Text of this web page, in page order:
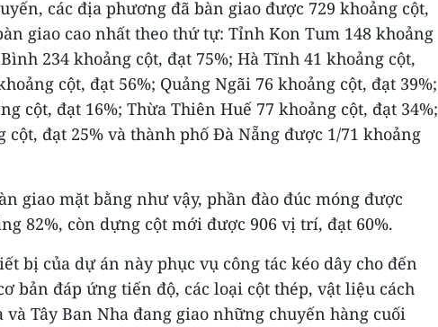
các địa phương đã bàn giao được 729 khoảng cột,
giao cao nhất theo thứ tự: Tỉnh Kon Tum 148 khoảng
234 khoảng cột, đạt 75%; Hà Tĩnh 41 khoảng cột,
cột, đạt 56%; Quảng Ngãi 76 khoảng cột, đạt 39%;
cột, đạt 16%; Thừa Thiên Huế 77 khoảng cột, đạt 34%;
cột, đạt 25% và thành phố Đà Nẵng được 1/71 khoảng
giao mặt bằng như vậy, phần đào đúc móng được
82%, còn dựng cột mới được 906 vị trí, đạt 60%.
bị của dự án này phục vụ công tác kéo dây cho đến
bản đáp ứng tiến độ, các loại cột thép, vật liệu cách
và Tây Ban Nha đang giao những chuyến hàng cuối